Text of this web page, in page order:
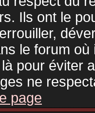
Ils ont le
le forum
pour éviter
ne
page